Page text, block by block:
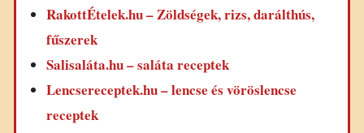
RakottÉtelek.hu – Zöldségek, rizs, darálthús,
fűszerek
Salisaláta.hu – saláta receptek
Lencsereceptek.hu – lencse és vöröslencse
receptek